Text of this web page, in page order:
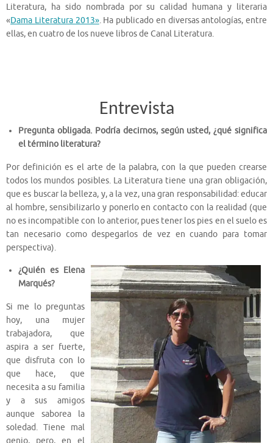
Literatura, ha sido nombrada por su calidad humana y literaria
«Dama Literatura 2013». Ha publicado en diversas antologías, entre
ellas, en cuatro de los nueve libros de Canal Literatura.
Entrevista
Pregunta obligada. Podría decirnos, según usted, ¿qué significa
el término literatura?
Por definición es el arte de la palabra, con la que pueden crearse
todos los mundos posibles. La Literatura tiene una gran obligación,
que es buscar la belleza, y, a la vez, una gran responsabilidad: educar
al hombre, sensibilizarlo y ponerlo en contacto con la realidad (que
no es incompatible con lo anterior, pues tener los pies en el suelo es
tan necesario como despegarlos de vez en cuando para tomar
perspectiva).
¿Quién es Elena
Marqués?
Si me lo preguntas
hoy, una mujer
trabajadora, que
aspira a ser fuerte,
que disfruta con lo
que hace, que
necesita a su familia
y a sus amigos
aunque saborea la
soledad. Tiene mal
genio, pero, en el